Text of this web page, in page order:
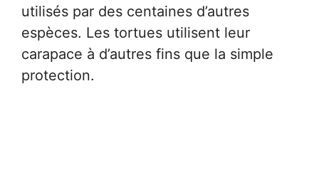
utilisés par des centaines d’autres
espèces. Les tortues utilisent leur
carapace à d’autres fins que la simple
protection.